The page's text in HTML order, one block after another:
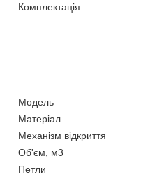
Комплектація
Мoдель
Матеріал
Механізм відкриття
Об'єм, м3
Петли